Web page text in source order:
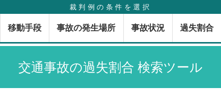
MENU
交通事故の過失割合 検索ツール
裁判例の条件を選択
移動手段 事故の発生場所 事故状況 過失割合